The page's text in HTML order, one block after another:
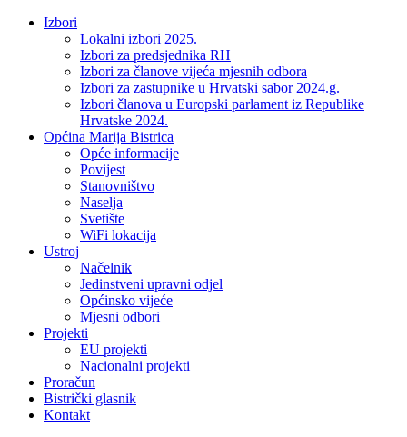
Izbori
Lokalni izbori 2025.
Izbori za predsjednika RH
Izbori za članove vijeća mjesnih odbora
Izbori za zastupnike u Hrvatski sabor 2024.g.
Izbori članova u Europski parlament iz Republike
Hrvatske 2024.
Općina Marija Bistrica
Opće informacije
Povijest
Stanovništvo
Naselja
Svetište
WiFi lokacija
Ustroj
Načelnik
Jedinstveni upravni odjel
Općinsko vijeće
Mjesni odbori
Projekti
EU projekti
Nacionalni projekti
Proračun
Bistrički glasnik
Kontakt